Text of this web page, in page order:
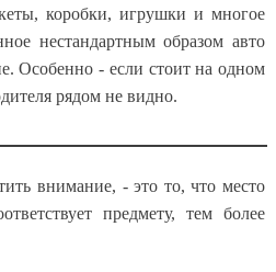
коробки, игрушки и многое
нестандартным образом авто
Особенно - если стоит на одном
рядом не видно.
внимание, - это то, что место
предмету, тем более